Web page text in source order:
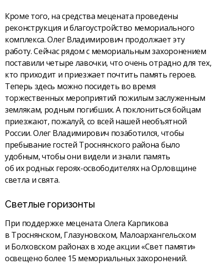
Кроме того, на средства мецената проведены
реконструкция и благоустройство мемориального
комплекса. Олег Владимирович продолжает эту
работу. Сейчас рядом с мемориальным захоронением
поставили четыре лавочки, что очень отрадно для тех,
кто приходит и приезжает почтить память героев.
Теперь здесь можно посидеть во время
торжественных мероприятий пожилым заслуженным
землякам, родным погибших. А поклониться бойцам
приезжают, пожалуй, со всей нашей необъятной
России. Олег Владимирович позаботился, чтобы
пребывание гостей Троснянского района было
удобным, чтобы они видели и знали: память
об их родных героях-освободителях на Орловщине
светла и свята.
Светлые горизонты
При поддержке мецената Олега Карпикова
в Троснянском, Глазуновском, Малоархангельском
и Болховском районах в ходе акции «Свет памяти»
освещено более 15 мемориальных захоронений.